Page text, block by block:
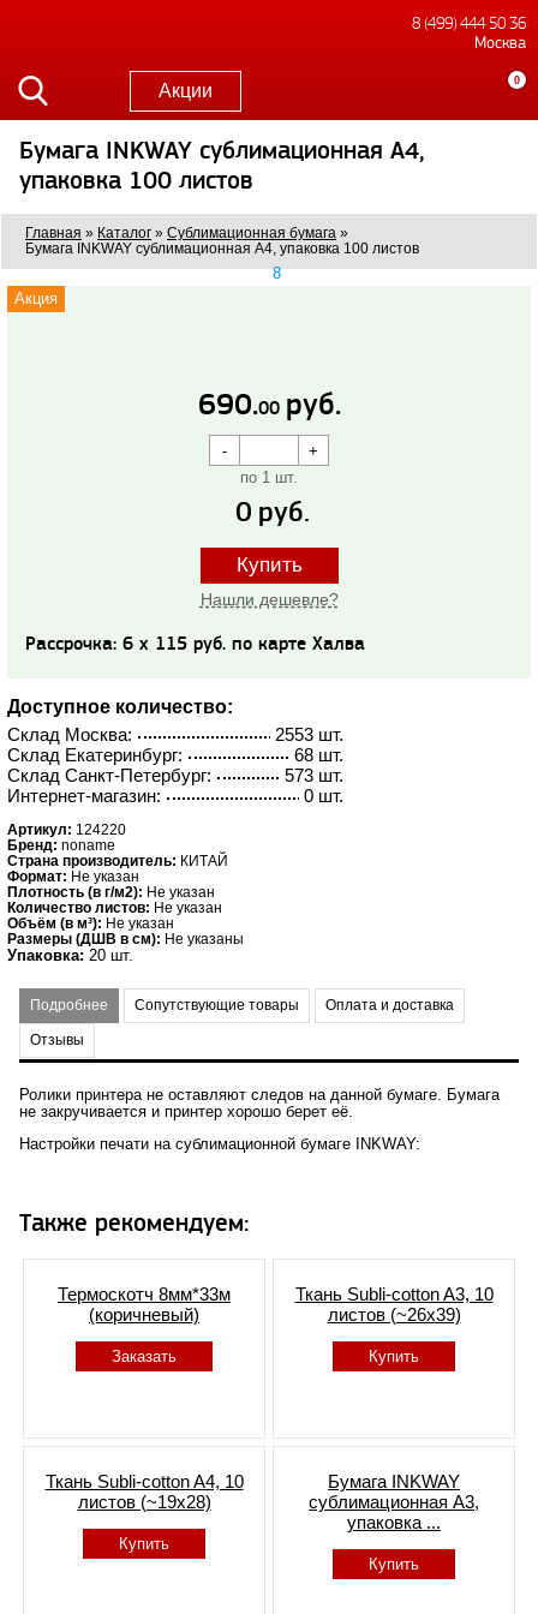
8 (499) 444 50 36
Москва
Акции 0
Бумага INKWAY сублимационная A4,
упаковка 100 листов
Главная » Каталог » Сублимационная бумага »
Бумага INKWAY сублимационная A4, упаковка 100 листов
8
Акция
690.00 руб.
по 1 шт.
0 руб.
Купить
Нашли дешевле?
Рассрочка: 6 x 115 руб. по карте Халва
Доступное количество:
2553 шт.
Склад Москва:
68 шт.
Склад Екатеринбург:
573 шт.
Склад Санкт-Петербург:
0 шт.
Интернет-магазин:
Артикул: 124220
Бренд: noname
Страна производитель: КИТАЙ
Формат: Не указан
Плотность (в г/м2): Не указан
Количество листов: Не указан
Объём (в м³): Не указан
Размеры (ДШВ в см): Не указаны
Упаковка: 20 шт.
Подробнее Сопутствующие товары Оплата и доставка
Отзывы
Ролики принтера не оставляют следов на данной бумаге. Бумага
не закручивается и принтер хорошо берет её.
Настройки печати на сублимационной бумаге INKWAY:
Также рекомендуем:
Термоскотч 8мм*33м
(коричневый)
Заказать
Ткань Subli-cotton A3, 10
листов (~26x39)
Купить
Ткань Subli-cotton A4, 10
листов (~19x28)
Купить
Бумага INKWAY
сублимационная A3,
упаковка ...
Купить